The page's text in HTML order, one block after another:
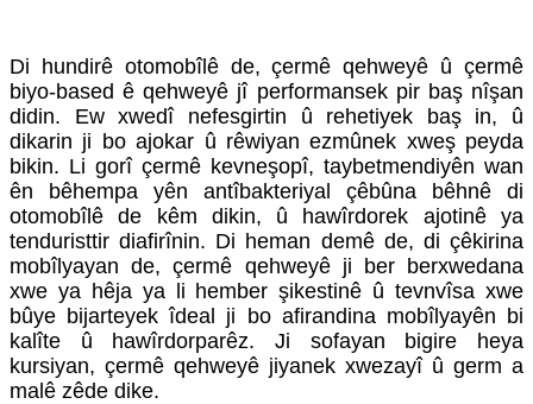
Di hundirê otomobîlê de, çermê qehweyê û çermê
biyo-based ê qehweyê jî performansek pir baş nîşan
didin. Ew xwedî nefesgirtin û rehetiyek baş in, û
dikarin ji bo ajokar û rêwiyan ezmûnek xweş peyda
bikin. Li gorî çermê kevneşopî, taybetmendiyên wan
ên bêhempa yên antîbakteriyal çêbûna bêhnê di
otomobîlê de kêm dikin, û hawîrdorek ajotinê ya
tenduristtir diafirînin. Di heman demê de, di çêkirina
mobîlyayan de, çermê qehweyê ji ber berxwedana
xwe ya hêja ya li hember şikestinê û tevnvîsa xwe
bûye bijarteyek îdeal ji bo afirandina mobîlyayên bi
kalîte û hawîrdorparêz. Ji sofayan bigire heya
kursiyan, çermê qehweyê jiyanek xwezayî û germ a
malê zêde dike.